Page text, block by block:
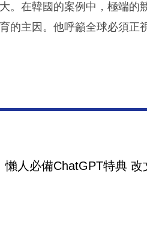
。在韓國的案例中，極端的
的主因。他呼籲全球必須正
懶人必備ChatGPT特典 改